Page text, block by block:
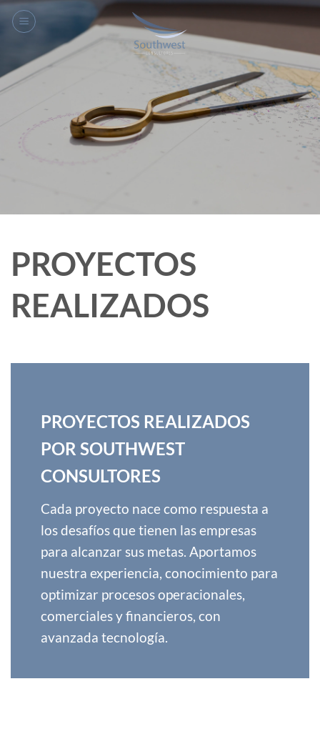
PROYECTOS
REALIZADOS
PROYECTOS REALIZADOS
POR SOUTHWEST
CONSULTORES
Cada proyecto nace como respuesta a
los desafíos que tienen las empresas
para alcanzar sus metas. Aportamos
nuestra experiencia, conocimiento para
optimizar procesos operacionales,
comerciales y financieros, con
avanzada tecnología.